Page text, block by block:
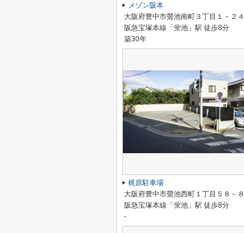
メゾン阪本
大阪府豊中市螢池南町３丁目１－２４
阪急宝塚本線「蛍池」駅 徒歩8分
築30年
梶原駐車場
大阪府豊中市螢池西町１丁目５８－８
阪急宝塚本線「蛍池」駅 徒歩8分
-